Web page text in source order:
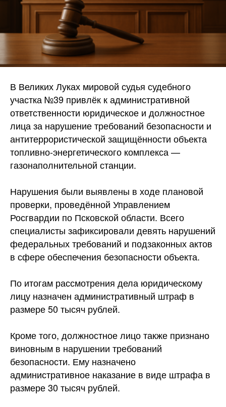
В Великих Луках мировой судья судебного
участка №39 привлёк к административной
ответственности юридическое и должностное
лица за нарушение требований безопасности и
антитеррористической защищённости объекта
топливно-энергетического комплекса —
газонаполнительной станции.
Нарушения были выявлены в ходе плановой
проверки, проведённой Управлением
Росгвардии по Псковской области. Всего
специалисты зафиксировали девять нарушений
федеральных требований и подзаконных актов
в сфере обеспечения безопасности объекта.
По итогам рассмотрения дела юридическому
лицу назначен административный штраф в
размере 50 тысяч рублей.
Кроме того, должностное лицо также признано
виновным в нарушении требований
безопасности. Ему назначено
административное наказание в виде штрафа в
размере 30 тысяч рублей.